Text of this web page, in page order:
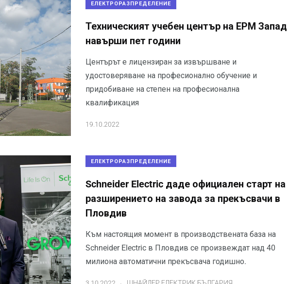
ЕЛЕКТРОРАЗПРЕДЕЛЕНИЕ
Техническият учебен център на ЕРМ Запад
навърши пет години
Центърът е лицензиран за извършване и
удостоверяване на професионално обучение и
придобиване на степен на професионална
квалификация
19.10.2022
ЕЛЕКТРОРАЗПРЕДЕЛЕНИЕ
Schneider Electric даде официален старт на
разширението на завода за прекъсвачи в
Пловдив
Към настоящия момент в производствената база на
Schneider Electric в Пловдив се произвеждат над 40
милиона автоматични прекъсвача годишно.